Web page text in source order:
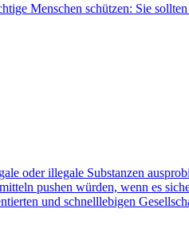
Menschen schützen: Sie
oder illegale Substanzen
pushen würden, wenn es
und schnelllebigen